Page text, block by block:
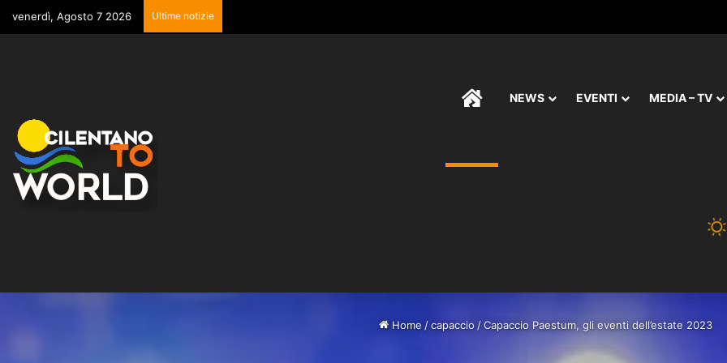
venerdì, Agosto 7 2026 Ultime notizie
HOMENEWS EVENTI MEDIA – TV
Home / capaccio / Capaccio Paestum, gli eventi dell’estate 2023